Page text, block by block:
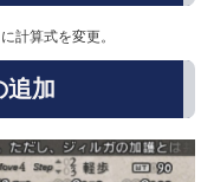
計算式を変更。
追加